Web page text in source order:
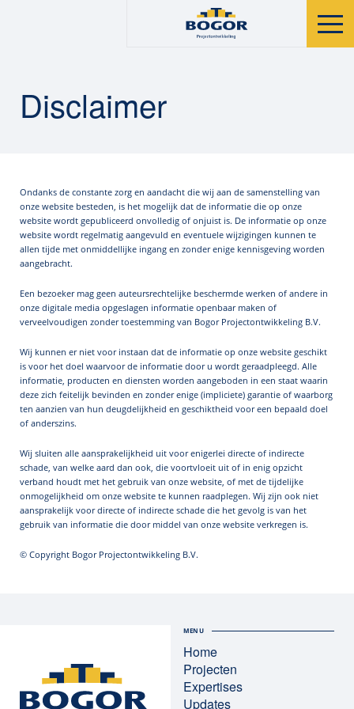
Disclaimer
Ondanks de constante zorg en aandacht die wij aan de samenstelling van
onze website besteden, is het mogelijk dat de informatie die op onze
website wordt gepubliceerd onvolledig of onjuist is. De informatie op onze
website wordt regelmatig aangevuld en eventuele wijzigingen kunnen te
allen tijde met onmiddellijke ingang en zonder enige kennisgeving worden
aangebracht.
Een bezoeker mag geen auteursrechtelijke beschermde werken of andere in
onze digitale media opgeslagen informatie openbaar maken of
verveelvoudigen zonder toestemming van Bogor Projectontwikkeling B.V.
Wij kunnen er niet voor instaan dat de informatie op onze website geschikt
is voor het doel waarvoor de informatie door u wordt geraadpleegd. Alle
informatie, producten en diensten worden aangeboden in een staat waarin
deze zich feitelijk bevinden en zonder enige (impliciete) garantie of waarborg
ten aanzien van hun deugdelijkheid en geschiktheid voor een bepaald doel
of anderszins.
Wij sluiten alle aansprakelijkheid uit voor enigerlei directe of indirecte
schade, van welke aard dan ook, die voortvloeit uit of in enig opzicht
verband houdt met het gebruik van onze website, of met de tijdelijke
onmogelijkheid om onze website te kunnen raadplegen. Wij zijn ook niet
aansprakelijk voor directe of indirecte schade die het gevolg is van het
gebruik van informatie die door middel van onze website verkregen is.
© Copyright Bogor Projectontwikkeling B.V.
MENU
Home
Projecten
Expertises
Updates